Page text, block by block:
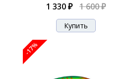
1 330 ₽
1 600 ₽
-17%